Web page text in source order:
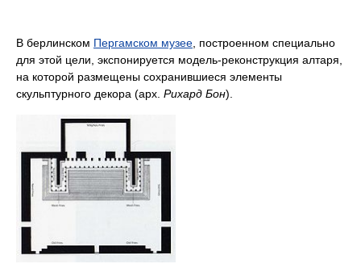
В берлинском Пергамском музее, построенном специально
для этой цели, экспонируется модель-реконструкция алтаря,
на которой размещены сохранившиеся элементы
скульптурного декора (арх. Рихард Бон).